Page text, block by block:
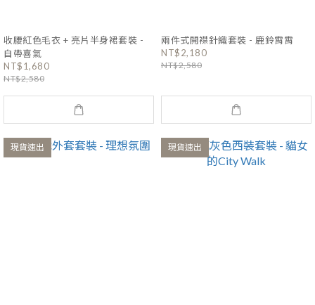
收腰紅色毛衣 + 亮片半身裙套裝 -
自帶喜氣
NT$1,680
NT$2,580
兩件式開襟針織套裝 - 鹿鈴霄霄
NT$2,180
NT$2,580
現貨速出 現貨速出